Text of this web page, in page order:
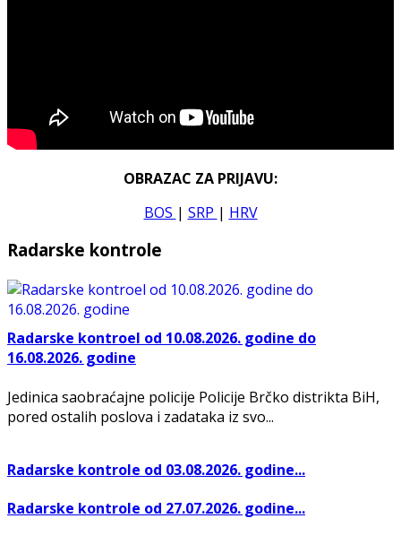
OBRAZAC ZA PRIJAVU:
BOS | SRP | HRV
Radarske kontrole
Radarske kontroel od 10.08.2026. godine do
16.08.2026. godine
Jedinica saobraćajne policije Policije Brčko distrikta BiH,
pored ostalih poslova i zadataka iz svo...
Radarske kontrole od 03.08.2026. godine...
Radarske kontrole od 27.07.2026. godine...